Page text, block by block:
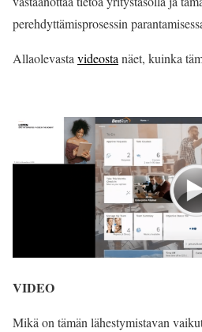
perehdyttämisprosessin
Allaolevasta videosta näet, kuinka
VIDEO
Mikä on tämän lähestymistavan